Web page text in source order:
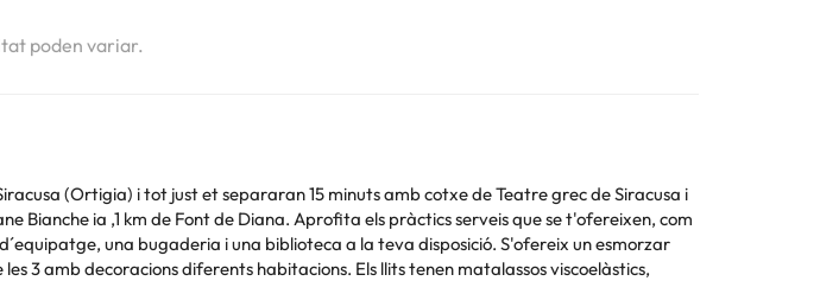
poden variar.
(Ortigia) i tot just et separaran 15 minuts amb cotxe de Teatre grec de Siracusa i
Bianche ia ,1 km de Font de Diana. Aprofita els pràctics serveis que se t'ofereixen, com
una bugaderia i una biblioteca a la teva disposició. S'ofereix un esmorzar
3 amb decoracions diferents habitacions. Els llits tenen matalassos viscoelàstics,